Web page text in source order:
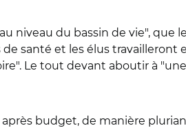
niveau du bassin de vie", que
santé et les élus travailleront
Le tout devant aboutir à "une
budget, de manière